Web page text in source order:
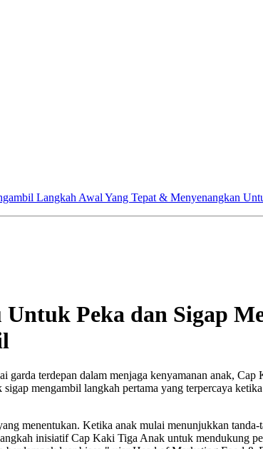
Langkah Awal Yang Tepat & Menyenangkan
Peka dan Sigap
garda terdepan dalam menjaga kenyamanan anak,
mengambil langkah pertama yang terpercaya
menentukan. Ketika anak mulai menunjukkan
inisiatif Cap Kaki Tiga Anak untuk mendukung